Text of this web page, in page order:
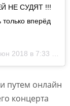
НЕ СУДЯТ !!!
вперёд
2018 в 7:33 PDT
путем онлайн
концерта